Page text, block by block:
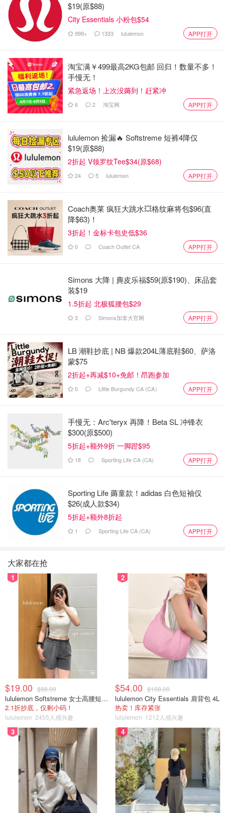
$19(原$88)
City Essentials 小粉包$54
999+ 1333 lululemon APP打开
淘宝满￥499最高2KG包邮 回归！数量不多！
手慢无！
紧急返场！上次没薅到！赶紧冲
6 2 淘宝网 APP打开
lululemon 捡漏🔥 Softstreme 短裤4降仅
$19(原$88)
2折起 V领罗纹Tee$34(原$68)
24 5 lululemon APP打开
Coach奥莱 疯狂大跳水💥格纹麻将包$96(直
降$63)！
3折起！金标卡包史低$36
0 Coach Outlet CA APP打开
Simons 大降 | 麂皮乐福$59(原$190)、床品套
装$19
1.5折起 北极狐腰包$29
3 Simons加拿大官网 APP打开
LB 潮鞋抄底 | NB 爆款204L薄底鞋$60、萨洛
蒙$75
2折起+再减$10+免邮！昂跑参加
0 Little Burgundy CA (CA） APP打开
手慢无：Arc'teryx 再降！Beta SL 冲锋衣
$300(原$500)
5折起+额外9折 一脚蹬$95
18 Sporting Life CA (CA) APP打开
Sporting Life 薅童款！adidas 白色短袖仅
$26(成人款$34)
5折起+额外8折起
1 Sporting Life CA (CA) APP打开
大家都在抢
1
$19.00 $88.00
lululemon Softstreme 女士高腰短裤 10cm
2.1折抄底，仅剩小码！
lululemon 2455人感兴趣
2
$54.00 $108.00
lululemon City Essentials 肩背包 4L
热卖！库存紧张
lululemon 1212人感兴趣
3 4